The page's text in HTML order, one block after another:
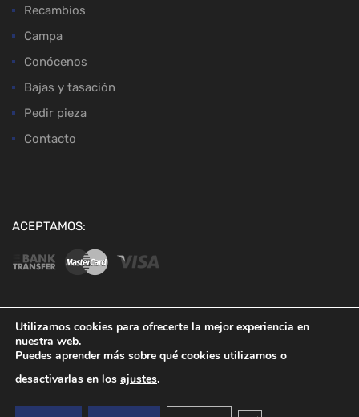
Recambios
Campa
Conócenos
Bajas y tasación
Pedir pieza
Contacto
ACEPTAMOS:
Utilizamos cookies para ofrecerte la mejor experiencia en
nuestra web.
Puedes aprender más sobre qué cookies utilizamos o
desactivarlas en los ajustes.